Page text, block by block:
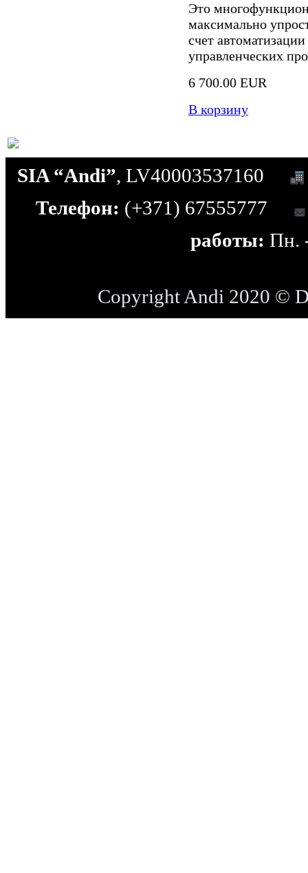
Это
максимально
счет
управленческих
6 700.00 EUR
В корзину
SIA “Andi”, LV40003537160
Телефон: (+371) 67555777
работы: Пн.
Copyright Andi 2020 ©